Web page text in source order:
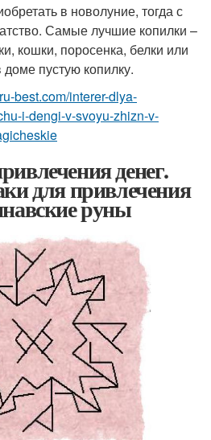
в новолуние, тогда с
Самые лучшие копилки –
кошки, поросенка, белки или
пустую копилку.
best.com/interer-dlya-
i-dengi-v-svoyu-zhizn-v-
денег.
для привлечения
руны